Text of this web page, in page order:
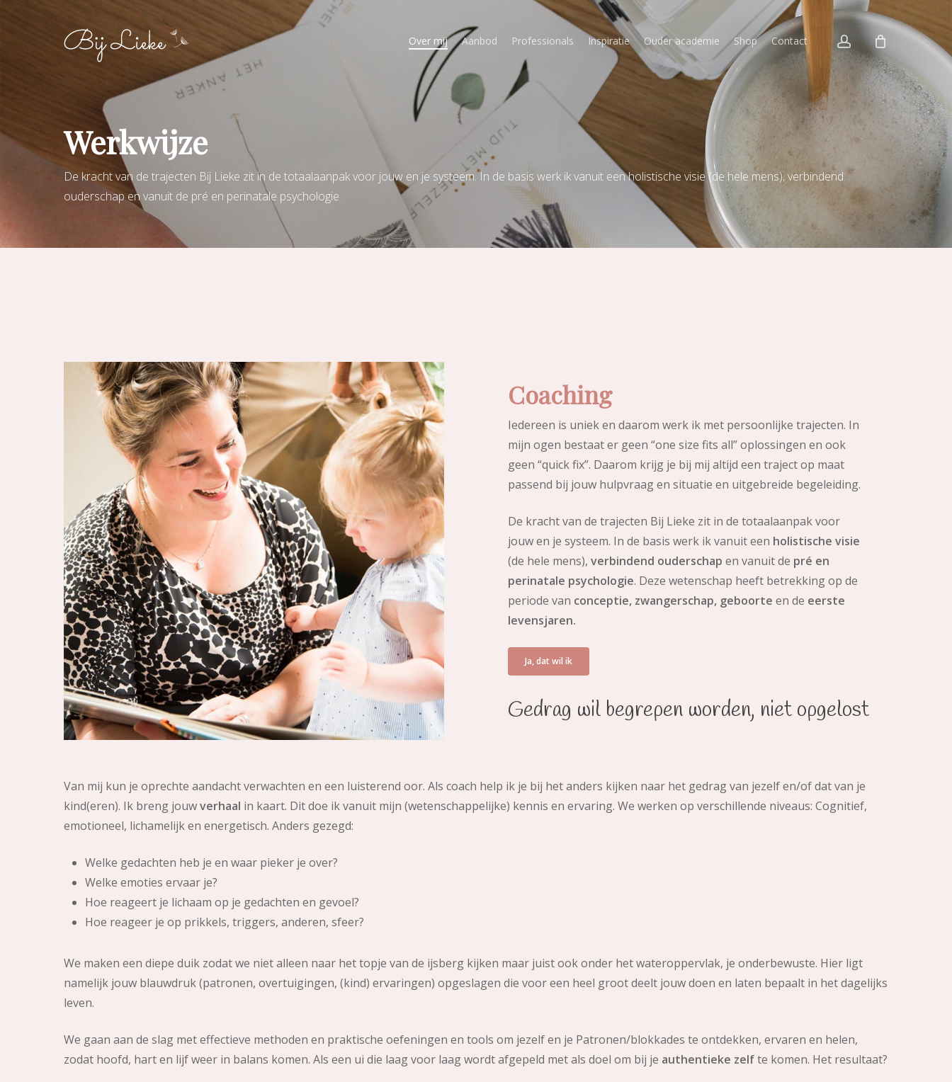
Over mij Aanbod Professionals Inspiratie Ouder academie Shop Contact account
Werkwijze
De kracht van de trajecten Bij Lieke zit in de totaalaanpak voor jouw en je systeem. In de basis werk ik vanuit een holistische visie (de hele mens), verbindend
ouderschap en vanuit de pré en perinatale psychologie
Coaching
Iedereen is uniek en daarom werk ik met persoonlijke trajecten. In
mijn ogen bestaat er geen “one size fits all” oplossingen en ook
geen “quick fix”. Daarom krijg je bij mij altijd een traject op maat
passend bij jouw hulpvraag en situatie en uitgebreide begeleiding.
De kracht van de trajecten Bij Lieke zit in de totaalaanpak voor
jouw en je systeem. In de basis werk ik vanuit een holistische visie
(de hele mens), verbindend ouderschap en vanuit de pré en
perinatale psychologie. Deze wetenschap heeft betrekking op de
periode van conceptie, zwangerschap, geboorte en de eerste
levensjaren.
Ja, dat wil ik
Gedrag wil begrepen worden, niet opgelost
Van mij kun je oprechte aandacht verwachten en een luisterend oor. Als coach help ik je bij het anders kijken naar het gedrag van jezelf en/of dat van je
kind(eren). Ik breng jouwverhaal in kaart. Dit doe ik vanuit mijn (wetenschappelijke) kennis en ervaring. We werken op verschillende niveaus: Cognitief,
emotioneel, lichamelijk en energetisch. Anders gezegd:
Welke gedachten heb je en waar pieker je over?
Welke emoties ervaar je?
Hoe reageert je lichaam op je gedachten en gevoel?
Hoe reageer je op prikkels, triggers, anderen, sfeer?
We maken een diepe duik zodat we niet alleen naar het topje van de ijsberg kijken maar juist ook onder het wateroppervlak, je onderbewuste. Hier ligt
namelijk jouw blauwdruk (patronen, overtuigingen, (kind) ervaringen) opgeslagen die voor een heel groot deelt jouw doen en laten bepaalt in het dagelijks
leven.
We gaan aan de slag met effectieve methoden en praktische oefeningen en tools om jezelf en je Patronen/blokkades te ontdekken, ervaren en helen,
zodat hoofd, hart en lijf weer in balans komen. Als een ui die laag voor laag wordt afgepeld met als doel om bij je authentieke zelfte komen. Het resultaat?